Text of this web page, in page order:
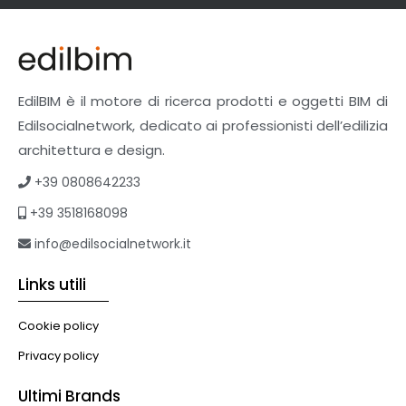
Pavimenti e rivestimenti
Pavimenti industriali
Sistemi giardini pensili
Supporti per esterni
Tetti verdi
eBook
Formazione professionale
Illuminazione
Murature
EdilBIM è il motore di ricerca prodotti e oggetti BIM di
Edilsocialnetwork, dedicato ai professionisti dell’edilizia
architettura e design.
+39 0808642233
+39 3518168098
info@edilsocialnetwork.it
Links utili
Cookie policy
Privacy policy
Ultimi Brands